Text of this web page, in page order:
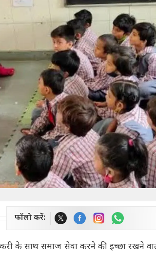
फॉलो करें:
के साथ समाज सेवा करने की इच्छा रखने